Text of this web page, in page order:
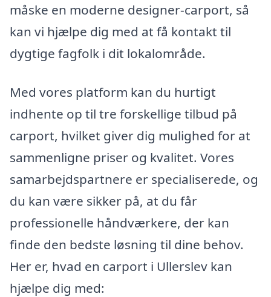
måske en moderne designer-carport, så
kan vi hjælpe dig med at få kontakt til
dygtige fagfolk i dit lokalområde.
Med vores platform kan du hurtigt
indhente op til tre forskellige tilbud på
carport, hvilket giver dig mulighed for at
sammenligne priser og kvalitet. Vores
samarbejdspartnere er specialiserede, og
du kan være sikker på, at du får
professionelle håndværkere, der kan
finde den bedste løsning til dine behov.
Her er, hvad en carport i Ullerslev kan
hjælpe dig med: